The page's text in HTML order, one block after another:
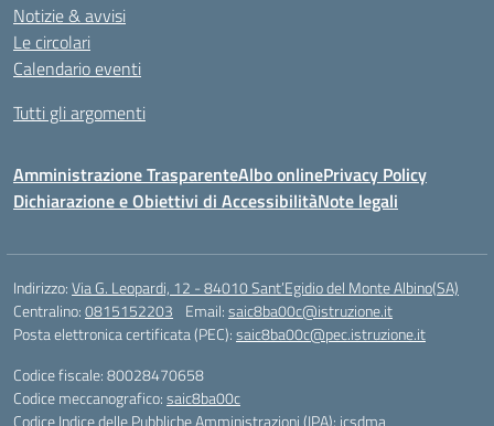
Notizie & avvisi
Le circolari
Calendario eventi
Tutti gli argomenti
Amministrazione TrasparenteAlbo onlinePrivacy Policy
Dichiarazione e Obiettivi di AccessibilitàNote legali
Indirizzo:Via G. Leopardi, 12 - 84010 Sant’Egidio del Monte Albino(SA)
Centralino:0815152203 Email:saic8ba00c@istruzione.it
Posta elettronica certificata (PEC):saic8ba00c@pec.istruzione.it
Codice fiscale: 80028470658
Codice meccanografico:saic8ba00c
Codice Indice delle Pubbliche Amministrazioni (IPA): icsdma